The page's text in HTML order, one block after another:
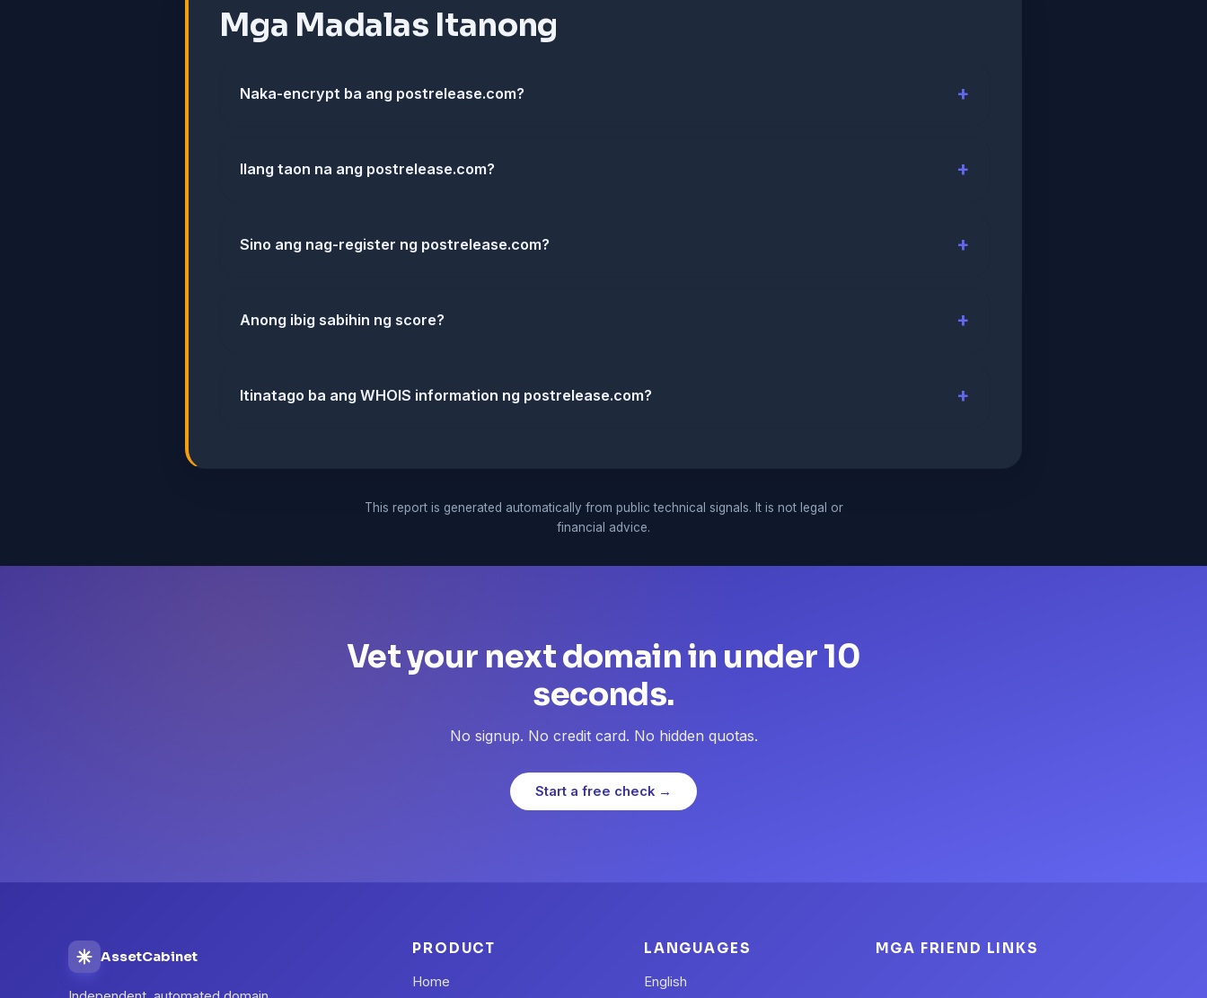
Mga Madalas Itanong
Naka-encrypt ba ang postrelease.com?
Ilang taon na ang postrelease.com?
Sino ang nag-register ng postrelease.com?
Anong ibig sabihin ng score?
Itinatago ba ang WHOIS information ng postrelease.com?
This report is generated automatically from public technical signals. It is not legal or
financial advice.
Vet your next domain in under 10
seconds.
No signup. No credit card. No hidden quotas.
Start a free check →
AssetCabinet PRODUCT
Home
LANGUAGES
English
MGA FRIEND LINKS